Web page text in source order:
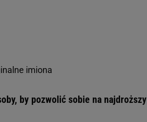
imiona
by pozwolić sobie na najdroższy